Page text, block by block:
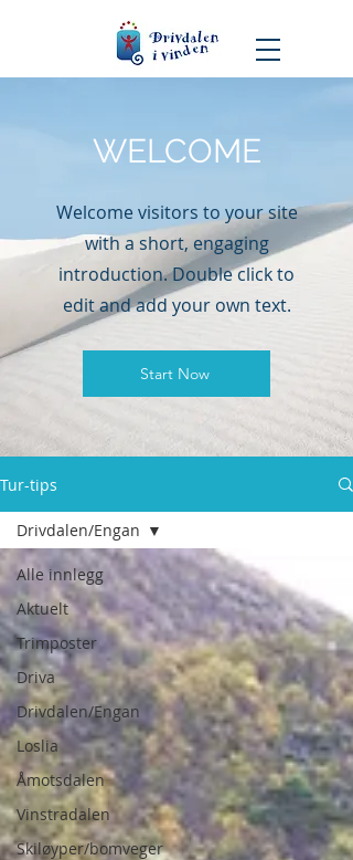
WELCOME
Welcome visitors to your site
with a short, engaging
introduction. Double click to
edit and add your own text.
Start Now
Tur-tips
Alle innlegg
Aktuelt
Trimposter
Driva
Drivdalen/Engan
Loslia
Åmotsdalen
Vinstradalen
Skiløyper/bomveger
Drivdalen/Engan